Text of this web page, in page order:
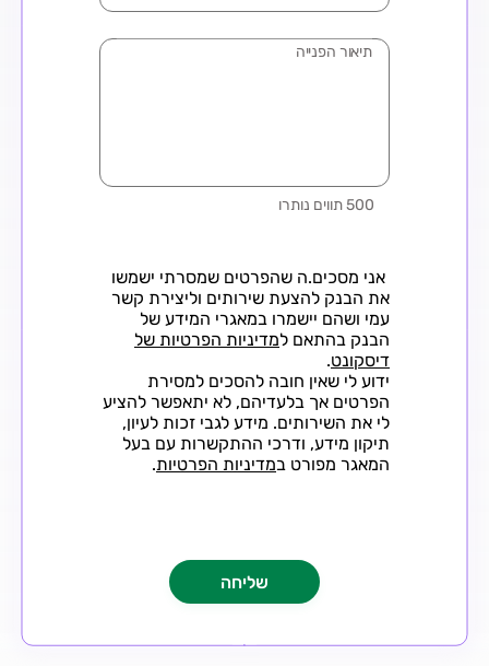
תיאור הפנייה
500 תווים נותרו
אני מסכים.ה שהפרטים שמסרתי ישמשו
את הבנק להצעת שירותים וליצירת קשר
עמי ושהם יישמרו במאגרי המידע של
הבנק בהתאם למדיניות הפרטיות של
דיסקונט.
ידוע לי שאין חובה להסכים למסירת
הפרטים אך בלעדיהם, לא יתאפשר להציע
לי את השירותים. מידע לגבי זכות לעיון,
תיקון מידע, ודרכי ההתקשרות עם בעל
המאגר מפורט במדיניות הפרטיות.